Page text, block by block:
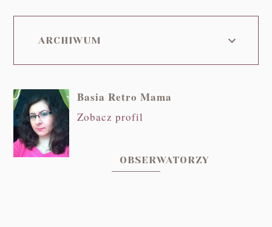
ARCHIWUM
Basia Retro Mama
Zobacz profil
OBSERWATORZY